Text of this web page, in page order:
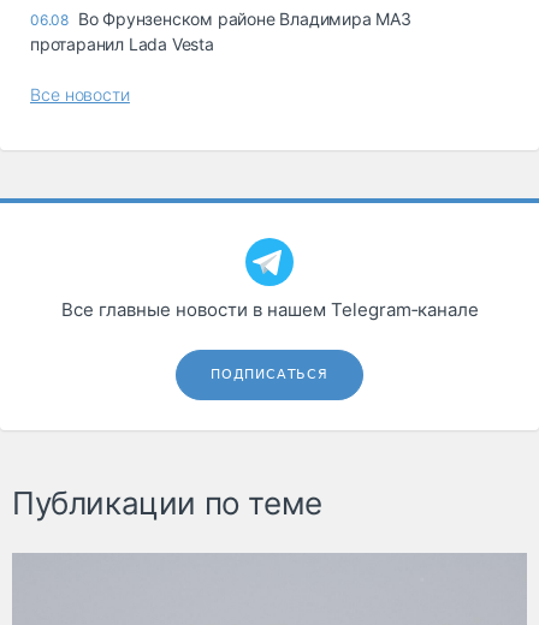
06.08 Во Фрунзенском районе Владимира МАЗ
протаранил Lada Vesta
Все новости
Все главные новости в нашем Telegram‑канале
ПОДПИСАТЬСЯ
Публикации по теме